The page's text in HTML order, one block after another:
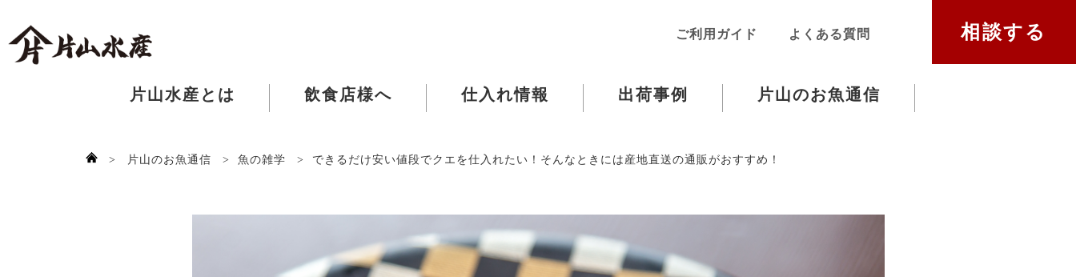
ご利用ガイド よくある質問 相談する
片山水産とは 飲食店様へ 仕入れ情報 出荷事例 片山のお魚通信
> 片山のお魚通信 > 魚の雑学 > できるだけ安い値段でクエを仕入れたい！そんなときには産地直送の通販がおすすめ！